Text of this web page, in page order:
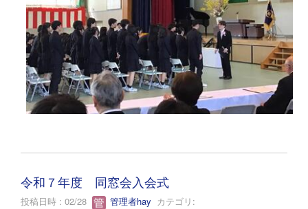
令和７年度 同窓会入会式
投稿日時 : 02/28 管理者hay カテゴリ: